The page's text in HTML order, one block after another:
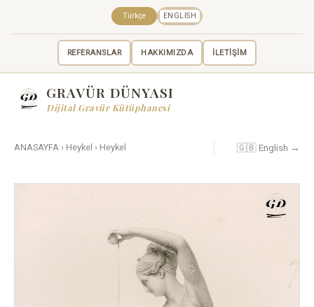
REFERANSLAR HAKKIMIZDA İLETİŞİM
Türkçe ENGLISH
GRAVÜR DÜNYASI
Dijital Gravür Kütüphanesi
ANASAYFA › Heykel › Heykel 🇬🇧 English →